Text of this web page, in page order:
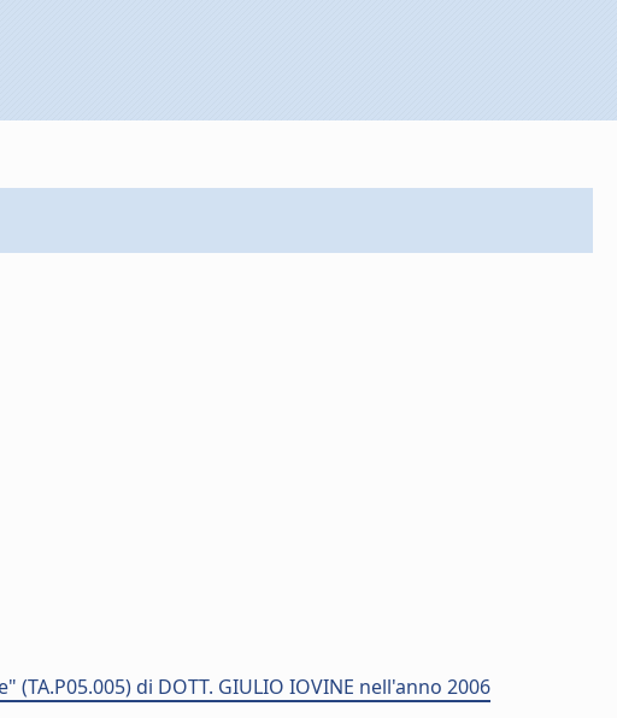
di DOTT. GIULIO IOVINE nell'anno 2006